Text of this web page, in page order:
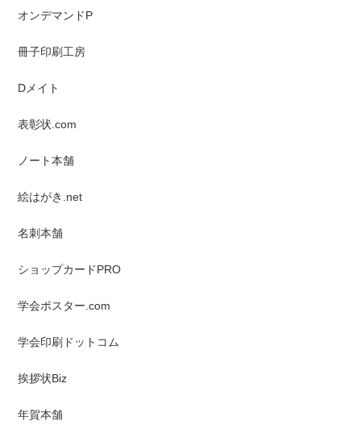
オンデマンドP
冊子印刷工房
Dメイト
表彰状.com
ノート本舗
絵はがき.net
名刺本舗
ショップカードPRO
学会ポスター.com
学会印刷ドットコム
挨拶状Biz
年賀本舗